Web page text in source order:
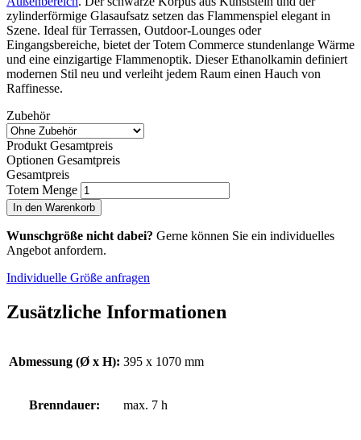
zylinderförmige Glasaufsatz setzen das Flammenspiel elegant in
Szene. Ideal für Terrassen, Outdoor-Lounges oder
Eingangsbereiche, bietet der Totem Commerce stundenlange Wärme
und eine einzigartige Flammenoptik. Dieser Ethanolkamin definiert
modernen Stil neu und verleiht jedem Raum einen Hauch von
Raffinesse.
Zubehör
Produkt Gesamtpreis
Optionen Gesamtpreis
Gesamtpreis
Totem Menge
In den Warenkorb
Wunschgröße nicht dabei? Gerne können Sie ein individuelles
Angebot anfordern.
Individuelle Größe anfragen
Zusätzliche Informationen
Abmessung (Ø x H): 395 x 1070 mm
Brenndauer: max. 7 h